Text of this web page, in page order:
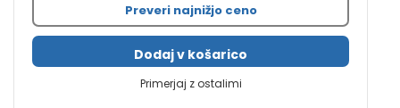
Preveri najnižjo ceno
Dodaj v košarico
Primerjaj z ostalimi